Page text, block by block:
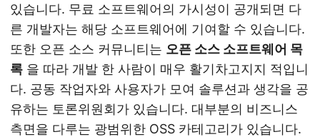
있습니다. 무료 소프트웨어의 가시성이 공개되면 다
른 개발자는 해당 소프트웨어에 기여할 수 있습니다.
또한 오픈 소스 커뮤니티는 오픈 소스 소프트웨어 목
록 을 따라 개발 한 사람이 매우 활기차고지지 적입니
다. 공동 작업자와 사용자가 모여 솔루션과 생각을 공
유하는 토론위원회가 있습니다. 대부분의 비즈니스
측면을 다루는 광범위한 OSS 카테고리가 있습니다.